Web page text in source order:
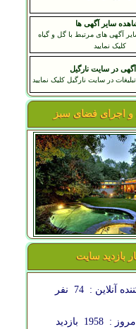
سایر آگهی ها
آگهی های مرتبط با گل و گیاه
کلیک نمایید
در سایت نارگیل
در سایت نارگیل کلیک نمایید
اجرای فضای سبز
بازدید سایت
آنلاین : 74 نفر
:
1958 بازدید